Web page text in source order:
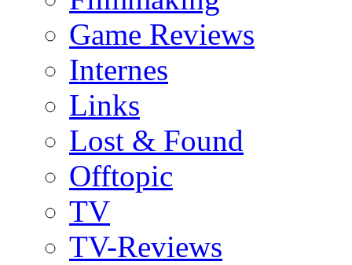
Game Reviews
Internes
Links
Lost & Found
Offtopic
TV
TV-Reviews